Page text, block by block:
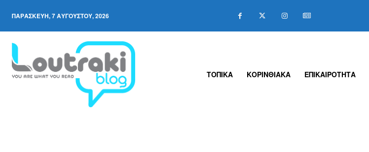
ΠΑΡΑΣΚΕΥΉ, 7 ΑΥΓΟΎΣΤΟΥ, 2026
ΤΟΠΙΚΑ ΚΟΡΙΝΘΙΑΚΑ ΕΠΙΚΑΙΡΟΤΗΤΑ